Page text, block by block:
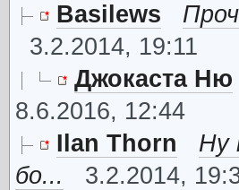
Basilews
3.2.2014, 19:11
Джокаста Ню
8.6.2016, 12:44
Ilan Thorn
Ну
бо...
3.2.2014,